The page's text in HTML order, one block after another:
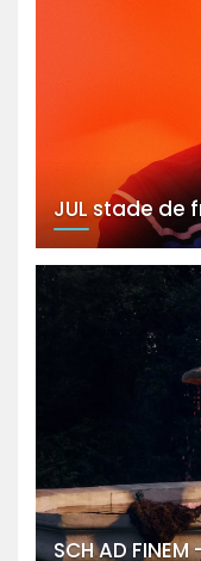
JUL stade de
SCH AD